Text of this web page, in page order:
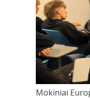
Mokiniai